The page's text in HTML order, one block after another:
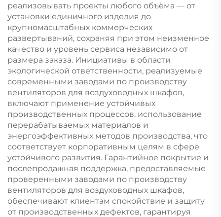
реализовывать проекты любого объёма — от
установки единичного изделия до
крупномасштабных коммерческих
развертываний, сохраняя при этом неизменное
качество и уровень сервиса независимо от
размера заказа. Инициативы в области
экологической ответственности, реализуемые
современными заводами по производству
вентиляторов для воздуховодных шкафов,
включают применение устойчивых
производственных процессов, использование
перерабатываемых материалов и
энергоэффективных методов производства, что
соответствует корпоративным целям в сфере
устойчивого развития. Гарантийное покрытие и
послепродажная поддержка, предоставляемые
проверенными заводами по производству
вентиляторов для воздуховодных шкафов,
обеспечивают клиентам спокойствие и защиту
от производственных дефектов, гарантируя